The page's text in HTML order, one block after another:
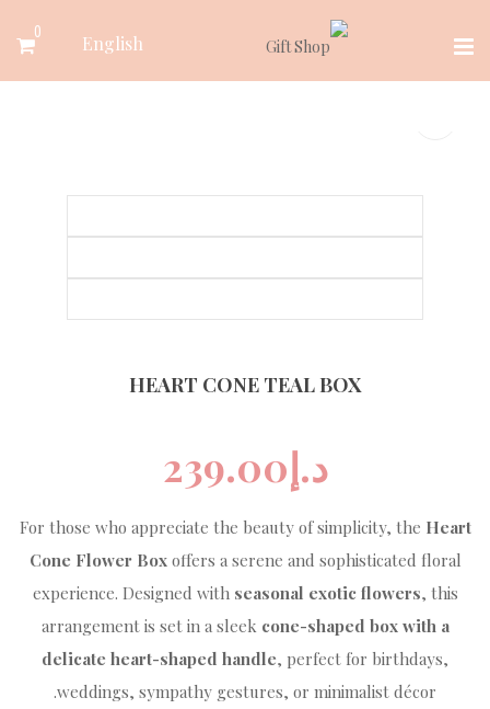
0 English
HEART CONE TEAL BOX
د.إ239.00
For those who appreciate the beauty of simplicity, the Heart
Cone Flower Boxoffers a serene and sophisticated floral
experience. Designed withseasonal exotic flowers, this
arrangement is set in a sleek cone-shaped box with a
delicate heart-shaped handle, perfect for birthdays,
weddings, sympathy gestures, or minimalist décor.